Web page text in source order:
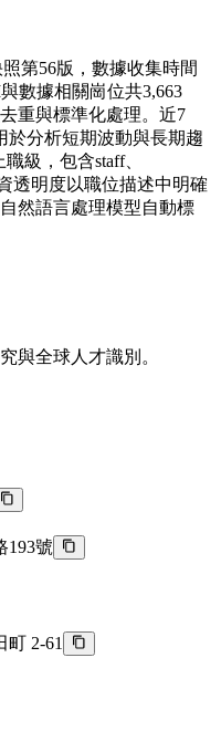
第56版，數據收集時間
數據相關崗位共3,663
重與標準化處理。近7
於分析短期波動與長期趨
級，包含staff、
透明度以職位描述中明確
然語言處理模型自動標
與全球人才識別。
193號
2-61